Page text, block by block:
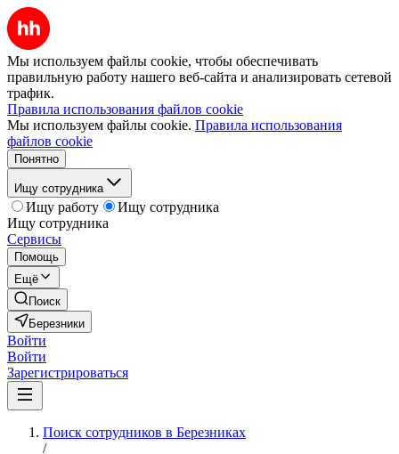
Мы используем файлы cookie, чтобы обеспечивать
правильную работу нашего веб-сайта и анализировать сетевой
трафик.
Правила использования файлов cookie
Мы используем файлы cookie. Правила использования
файлов cookie
Понятно
Ищу сотрудника
Ищу работу
Ищу сотрудника
Ищу сотрудника
Сервисы
Помощь
Ещё
Поиск
Березники
Войти
Войти
Зарегистрироваться
Поиск сотрудников в Березниках
/